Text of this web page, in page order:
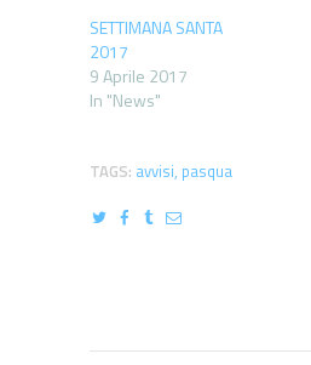
SETTIMANA SANTA
2017
9 Aprile 2017
In "News"
TAGS: avvisi, pasqua